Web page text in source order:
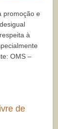
promoção e
à
OMS –
de